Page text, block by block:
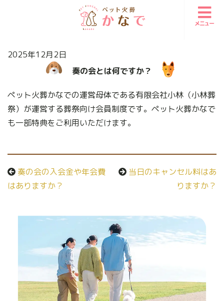
メニュー
2025年12月2日
奏の会とは何ですか？
ペット火葬かなでの運営母体である有限会社小林（小林葬
祭）が運営する葬祭向け会員制度です。ペット火葬かなで
も一部特典をご利用いただけます。
奏の会の入会金や年会費
はありますか？
当日のキャンセル料はあ
りますか？